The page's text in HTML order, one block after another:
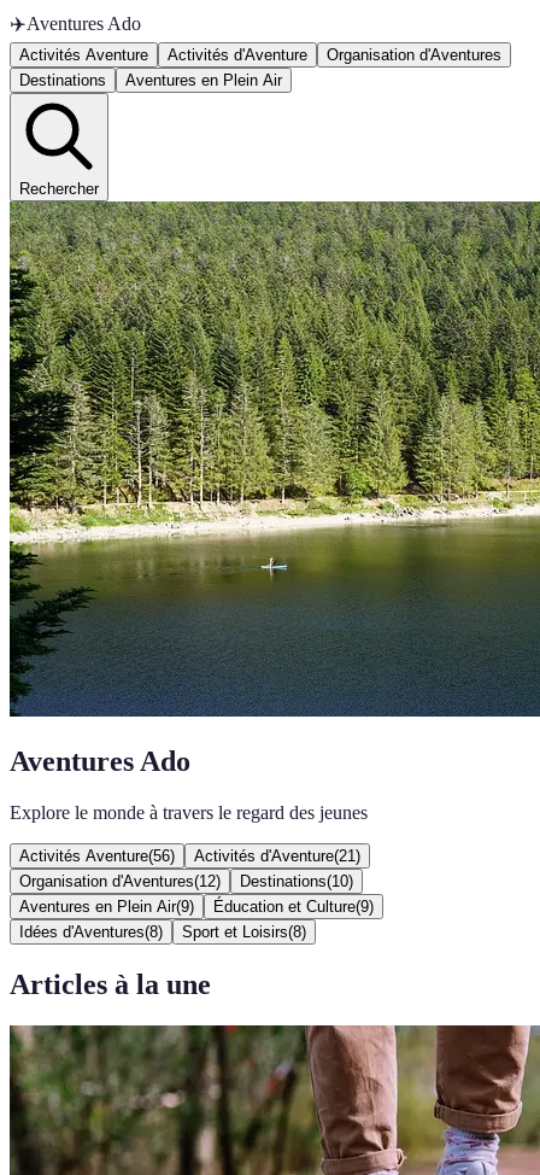
✈️Aventures Ado
Activités Aventure Activités d'Aventure
Organisation d'Aventures
Destinations
Aventures en Plein Air
Rechercher
Aventures Ado
Explore le monde à travers le regard des jeunes
Activités Aventure(56) Activités d'Aventure(21 )
Organisation d'Aventures(12) Destinations(10)
Aventures en Plein Air(9) Éducation et Culture(9)
Idées d'Aventures(8) Sport et Loisirs(8)
Articles à la une